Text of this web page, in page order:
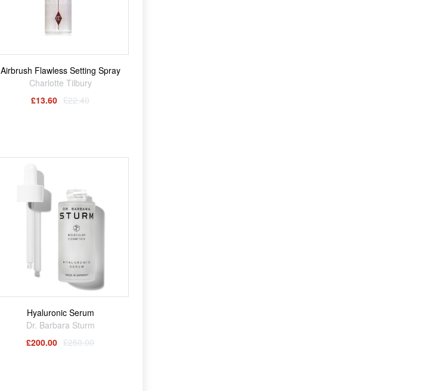
Airbrush Flawless Setting Spray
Charlotte Tilbury
£13.60 £22.40
Hyaluronic Serum
Dr. Barbara Sturm
£200.00 £250.00